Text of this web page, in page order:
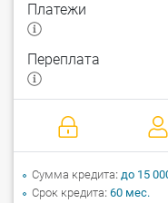
Платежи
Переплата
Сумма кредита до 15
Срок кредита 60 мес.